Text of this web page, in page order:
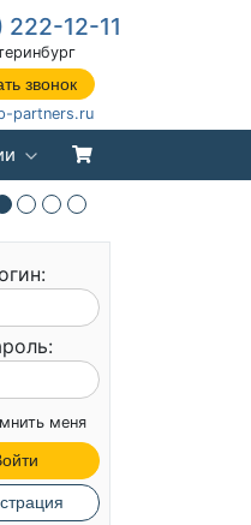
222-12-11
звонок
partners.ru
меня